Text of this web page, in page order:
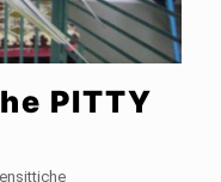
PITTY